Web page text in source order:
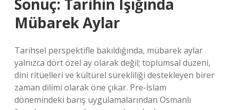
Sonuç: Tarihin Işığında
Mübarek Aylar
Tarihsel perspektifle bakıldığında, mübarek aylar
yalnızca dört özel ay olarak değil; toplumsal düzeni,
dini ritüelleri ve kültürel sürekliliği destekleyen birer
zaman dilimi olarak öne çıkar. Pre-İslam
dönemindeki barış uygulamalarından Osmanlı